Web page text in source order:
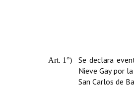
Art. 1°)
Se declara
Nieve Gay por
San Carlos de